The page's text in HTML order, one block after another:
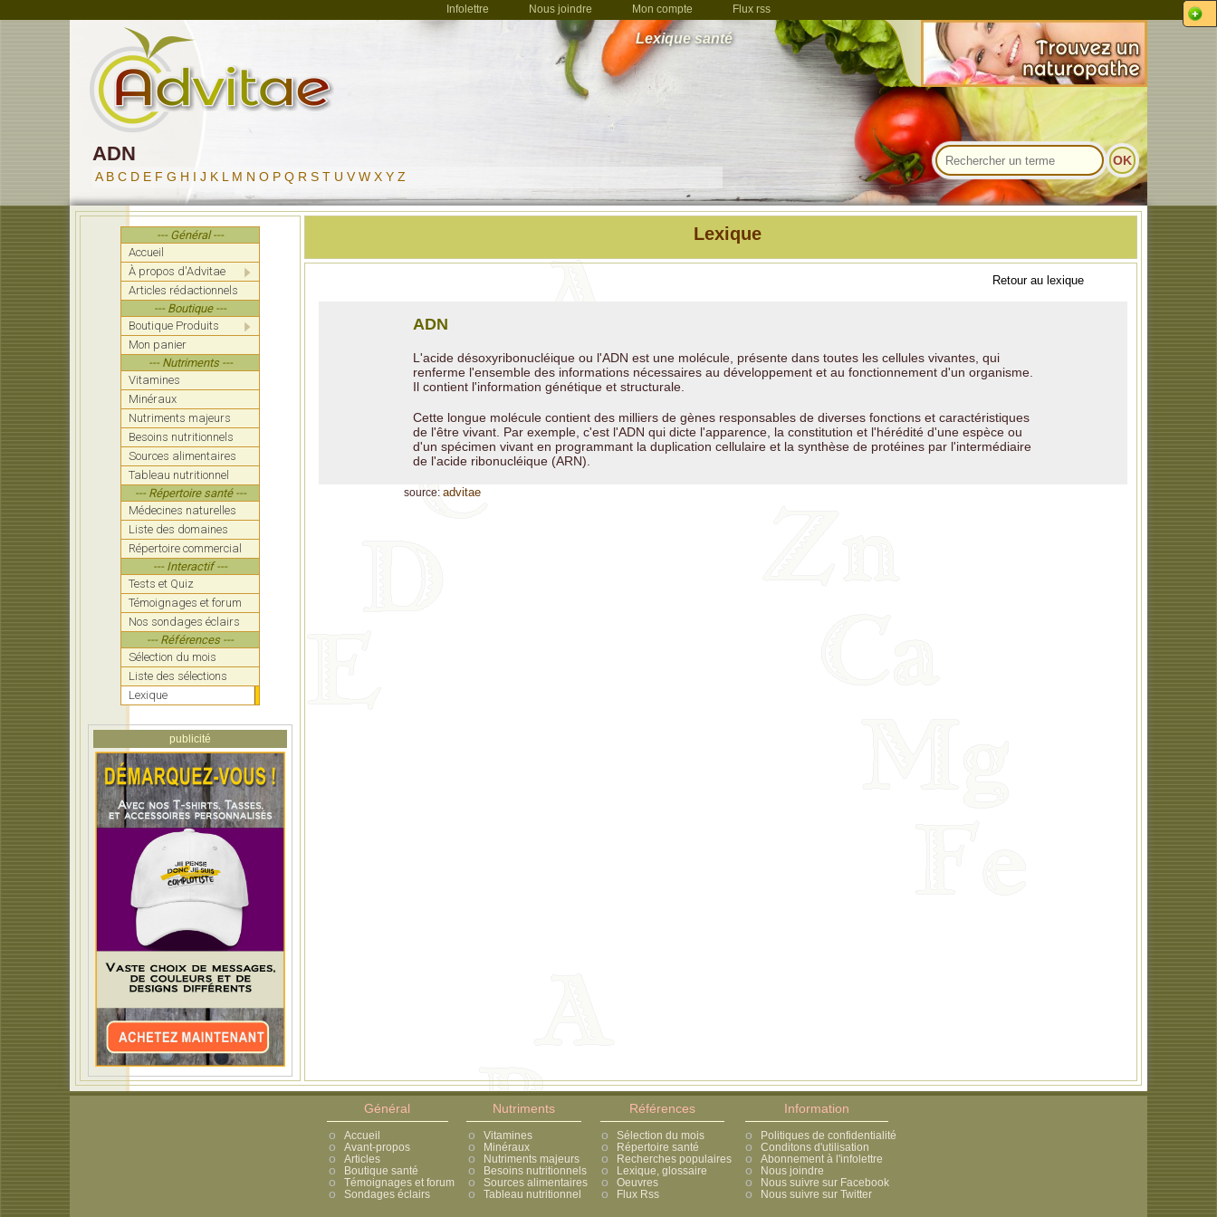
Infolettre Nous joindre Mon compte Flux rss
Lexique santé
ADN
A B C D E F G H I J K L M N O P Q R S T U V W X Y Z
--- Général ---
Accueil
À propos d'Advitae
Articles rédactionnels
--- Boutique ---
Boutique Produits
Mon panier
--- Nutriments ---
Vitamines
Minéraux
Nutriments majeurs
Besoins nutritionnels
Sources alimentaires
Tableau nutritionnel
--- Répertoire santé ---
Médecines naturelles
Liste des domaines
Répertoire commercial
--- Interactif ---
Tests et Quiz
Témoignages et forum
Nos sondages éclairs
--- Références ---
Sélection du mois
Liste des sélections
Lexique
publicité
Lexique
Retour au lexique
ADN
L'acide désoxyribonucléique ou l'ADN est une molécule, présente dans toutes les cellules vivantes, qui
renferme l'ensemble des informations nécessaires au développement et au fonctionnement d'un organisme.
Il contient l'information génétique et structurale.
Cette longue molécule contient des milliers de gènes responsables de diverses fonctions et caractéristiques
de l'être vivant. Par exemple, c'est l'ADN qui dicte l'apparence, la constitution et l'hérédité d'une espèce ou
d'un spécimen vivant en programmant la duplication cellulaire et la synthèse de protéines par l'intermédiaire
de l'acide ribonucléique (ARN).
source: advitae
Général
Accueil
Avant-propos
Articles
Boutique santé
Témoignages et forum
Sondages éclairs
Nutriments
Vitamines
Minéraux
Nutriments majeurs
Besoins nutritionnels
Sources alimentaires
Tableau nutritionnel
Références
Sélection du mois
Répertoire santé
Recherches populaires
Lexique, glossaire
Oeuvres
Flux Rss
Information
Politiques de confidentialité
Conditons d'utilisation
Abonnement à l'infolettre
Nous joindre
Nous suivre sur Facebook
Nous suivre sur Twitter